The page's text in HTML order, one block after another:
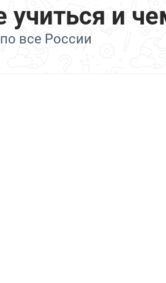
и
все России